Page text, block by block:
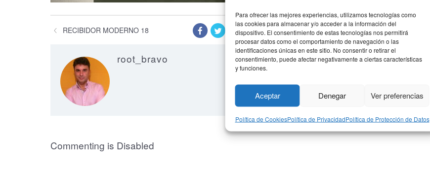
Para ofrecer las mejores experiencias, utilizamos tecnologías como
las cookies para almacenar y/o acceder a la información del
dispositivo. El consentimiento de estas tecnologías nos permitirá
procesar datos como el comportamiento de navegación o las
identificaciones únicas en este sitio. No consentir o retirar el
consentimiento, puede afectar negativamente a ciertas características
y funciones.
Aceptar Denegar Ver preferencias
Política de CookiesPolítica de PrivacidadPolítica de Protección de Datos
RECIBIDOR MODERNO 18 RECIBIDOR MODERNO 20
root_bravo
Commenting is Disabled